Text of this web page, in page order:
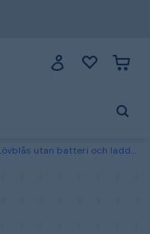
utan batteri och laddare